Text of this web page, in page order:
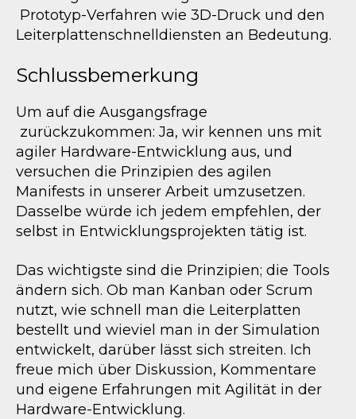
Prototyp-Verfahren wie 3D-Druck und den
Leiterplattenschnelldiensten an Bedeutung.
Schlussbemerkung
Um auf die Ausgangsfrage
zurückzukommen: Ja, wir kennen uns mit
agiler Hardware-Entwicklung aus, und
versuchen die Prinzipien des agilen
Manifests in unserer Arbeit umzusetzen.
Dasselbe würde ich jedem empfehlen, der
selbst in Entwicklungsprojekten tätig ist.
Das wichtigste sind die Prinzipien; die Tools
ändern sich. Ob man Kanban oder Scrum
nutzt, wie schnell man die Leiterplatten
bestellt und wieviel man in der Simulation
entwickelt, darüber lässt sich streiten. Ich
freue mich über Diskussion, Kommentare
und eigene Erfahrungen mit Agilität in der
Hardware-Entwicklung.